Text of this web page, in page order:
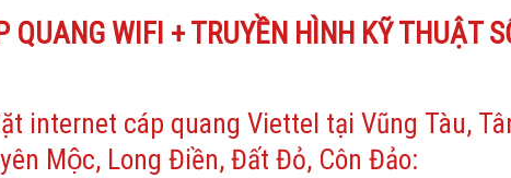
WIFI + TRUYỀN HÌNH KỸ THUẬT
internet cáp quang Viettel tại Vũng Tàu,
Mộc, Long Điền, Đất Đỏ, Côn Đảo: